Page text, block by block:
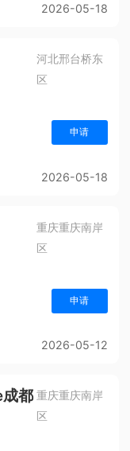
2026-05-18
河北邢台桥东
区
申请
2026-05-18
重庆重庆南岸
区
申请
2026-05-12
都 重庆重庆南岸
区